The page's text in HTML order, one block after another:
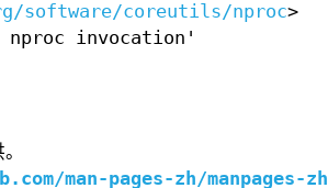
software/coreutils/nproc>
nproc invocation'
man-pages-zh/manpages-zh